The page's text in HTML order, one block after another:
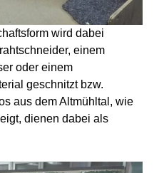
wird dabei
einem
oder einem
geschnitzt bzw.
aus dem Altmühltal, wie
dienen dabei als